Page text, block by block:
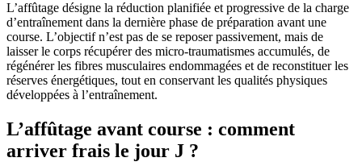
L’affûtage désigne la réduction planifiée et progressive de la charge
d’entraînement dans la dernière phase de préparation avant une
course. L’objectif n’est pas de se reposer passivement, mais de
laisser le corps récupérer des micro-traumatismes accumulés, de
régénérer les fibres musculaires endommagées et de reconstituer les
réserves énergétiques, tout en conservant les qualités physiques
développées à l’entraînement.
L’affûtage avant course : comment
arriver frais le jour J ?